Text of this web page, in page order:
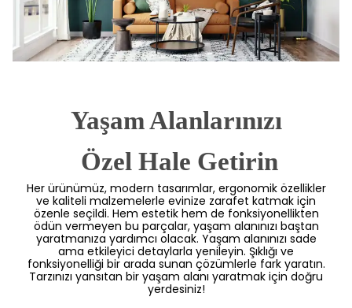
Yaşam Alanlarınızı
Özel Hale Getirin
Her ürünümüz, modern tasarımlar, ergonomik özellikler
ve kaliteli malzemelerle evinize zarafet katmak için
özenle seçildi. Hem estetik hem de fonksiyonellikten
ödün vermeyen bu parçalar, yaşam alanınızı baştan
yaratmanıza yardımcı olacak. Yaşam alanınızı sade
ama etkileyici detaylarla yenileyin. Şıklığı ve
fonksiyonelliği bir arada sunan çözümlerle fark yaratın.
Tarzınızı yansıtan bir yaşam alanı yaratmak için doğru
yerdesiniz!